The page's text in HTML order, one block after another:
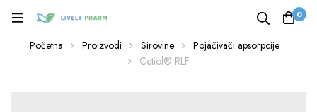
0
Početna Proizvodi Sirovine
Pojačivači apsorpcije
Cetiol® RLF